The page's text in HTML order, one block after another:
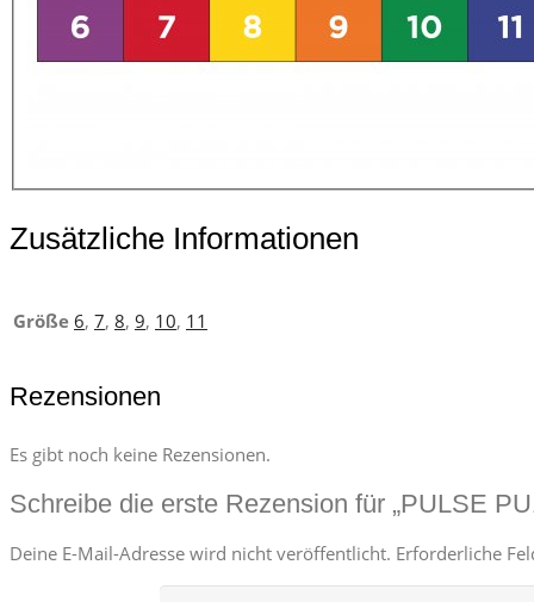
Zusätzliche Informationen
Größe 6, 7, 8, 9, 10, 11
Rezensionen
Es gibt noch keine Rezensionen.
Schreibe die erste Rezension für „PULSE
Deine E-Mail-Adresse wird nicht veröffentlicht. Erforderliche